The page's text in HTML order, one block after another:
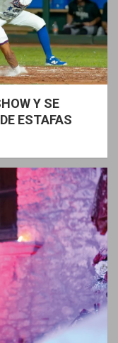
Y SE
ESTAFAS